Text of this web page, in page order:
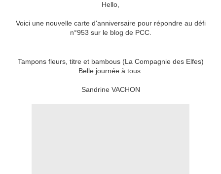
Hello,
Voici une nouvelle carte d'anniversaire pour répondre au défi
n°953 sur le blog de PCC.
Tampons fleurs, titre et bambous (La Compagnie des Elfes)
Belle journée à tous.
Sandrine VACHON